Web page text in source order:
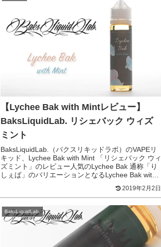
【Lychee Bak with Mintレビュー】
BaksLiquidLab. リシェバック ウィズ
ミント
BaksLiquidLab.（バクスリキッドラボ）のVAPEリ
キッド、Lychee Bak with Mint 「リシェバック ウィ
ズミント」のレビュー人気のLychee Bak 通称「り
しぇば」のバリエーションとなるLychee Bak with
2019年2月2日
BaksLiquidLab.